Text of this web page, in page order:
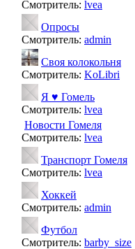
Смотритель: lvea
Опросы
Смотритель: admin
Своя колокольня
Смотритель: KoLibri
Я ♥ Гомель
Смотритель: lvea
Новости Гомеля
Смотритель: lvea
Транспорт Гомеля
Смотритель: lvea
Хоккей
Смотритель: admin
Футбол
Смотритель: barby_size